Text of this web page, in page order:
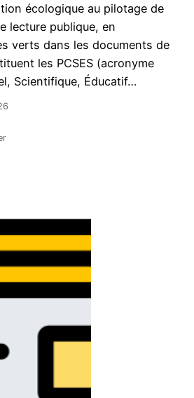
écologique au pilotage de
lecture publique, en
verts dans les documents de
les PCSES (acronyme
Scientifique, Éducatif…